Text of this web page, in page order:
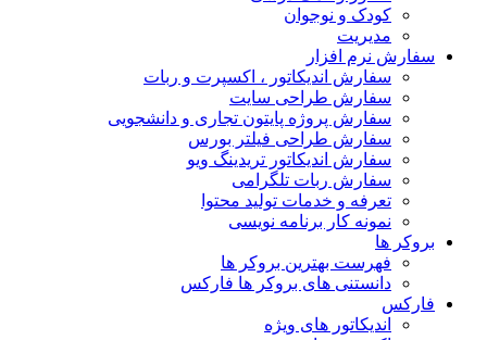
کودک و نوجوان
مدیریت
سفارش نرم افزار
سفارش اندیکاتور ، اکسپرت و ربات
سفارش طراحی سایت
سفارش پروژه پایتون تجاری و دانشجویی
سفارش طراحی فیلتر بورس
سفارش اندیکاتور تریدینگ ویو
سفارش ربات تلگرامی
تعرفه و خدمات تولید محتوا
نمونه کار برنامه نویسی
بروکر ها
فهرست بهترین بروکر ها
دانستنی های بروکر ها فارکس
فارکس
اندیکاتور های ویژه